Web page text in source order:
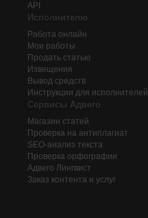
API
Исполнителю
Работа онлайн
Мои работы
Продать статью
Извещения
Вывод средств
Инструкции для исполнителей
Сервисы Адвего
Магазин статей
Проверка на антиплагиат
SEO-анализ текста
Проверка орфографии
Адвего Лингвист
Заказ контента и услуг